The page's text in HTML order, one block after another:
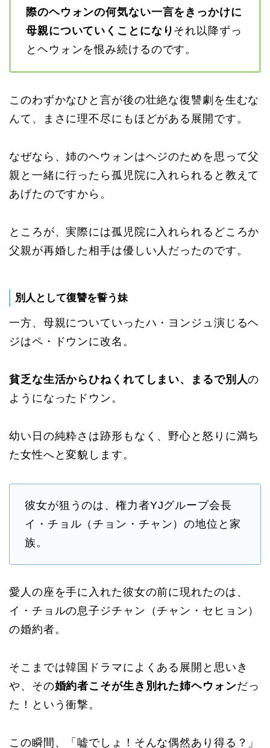
際のヘウォンの何気ない一言をきっかけに
母親についていくことになり それ以降ずっ
とヘウォンを恨み続けるのです。
このわずかなひと言が後の壮絶な復讐劇を生むな
んて、まさに理不尽にもほどがある展開です。
なぜなら、姉のヘウォンはヘジのためを思って父
親と一緒に行ったら孤児院に入れられると教えて
あげたのですから。
ところが、実際には孤児院に入れられるどころか
父親が再婚した相手は優しい人だったのです。
別人として復讐を誓う妹
一方、母親についていったハ・ヨンジュ演じるヘ
ジはペ・ドウンに改名。
貧乏な生活からひねくれてしまい、まるで別人の
ようになったドウン。
幼い日の純粋さは跡形もなく、野心と怒りに満ち
た女性へと変貌します。
彼女が狙うのは、権力者YJグループ会長
イ・チョル（チョン・チャン）の地位と家
族。
愛人の座を手に入れた彼女の前に現れたのは、
イ・チョルの息子ジチャン（チャン・セヒョン）
の婚約者。
そこまでは韓国ドラマによくある展開と思いき
や、その婚約者こそが生き別れた姉ヘウォンだっ
た！という衝撃。
この瞬間、「嘘でしょ！そんな偶然あり得る？」